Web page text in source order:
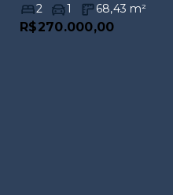
2
1 68,43 m²
R$270.000,00